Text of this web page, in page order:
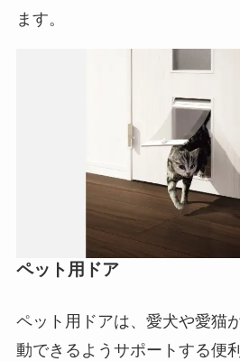
ます。
ペット用ドア
ペット用ドアは、愛犬や愛猫
動できるようサポートする便